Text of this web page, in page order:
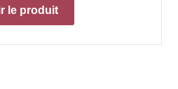
le produit